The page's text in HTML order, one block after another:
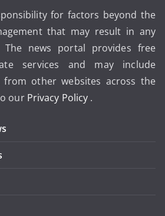
for factors beyond the
that may result in any
The news portal provides free
services and may include
from other websites across the
our Privacy Policy .